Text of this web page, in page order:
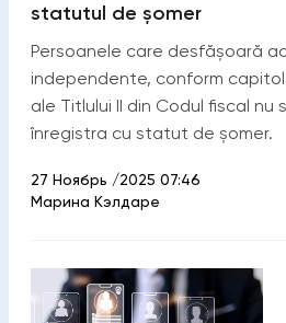
statutul de șomer
Persoanele care desfășoară
independente, conform
ale Titlului II din Codul fiscal nu
înregistra cu statut de șomer.
27 Ноябрь /2025 07:46
Марина Кэлдаре